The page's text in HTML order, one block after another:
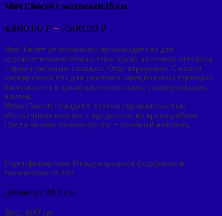
Мяч Chacott матовый 18 см
4.800,00 ₽ – 7.500,00 ₽
Мяч Чакотт от японского производителя для
художественной гимнастики ярких цветовых оттенков
с приглушённым глянцем. Отцентрирован. С новой
маркировкой FIG для участия в официальных турнирах.
Выпускается в яркой цветовой гамме универсальных
цветов.
Мячи Chacott обладают легкой управляемостью,
обеспечивая контакт с предметом во время работы.
Среди прочих преимуществ — прочный ниппель.
Сертифицирован Международной федерацией
гимнастики от FIG.
Диаметр: 18.5 см
Вес: 400 гр